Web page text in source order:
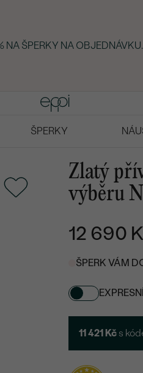
NA ŠPERKY NA
ŠPERKY
Zlatý
výběru
12 690
ŠPERK VÁM
11 421 Kč s